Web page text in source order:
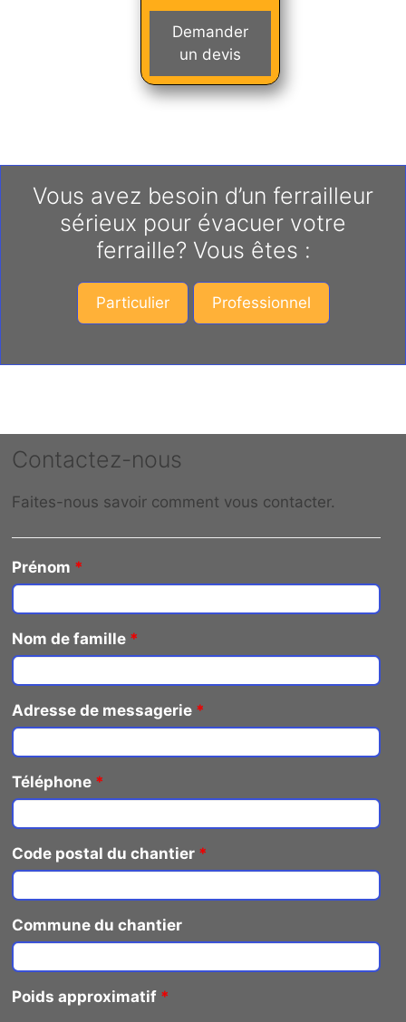
Demander
un devis
Vous avez besoin d’un ferrailleur
sérieux pour évacuer votre
ferraille? Vous êtes :
Particulier Professionnel
Contactez-nous
Faites-nous savoir comment vous contacter.
Prénom *
Nom de famille *
Adresse de messagerie *
Téléphone *
Code postal du chantier *
Commune du chantier
Poids approximatif *